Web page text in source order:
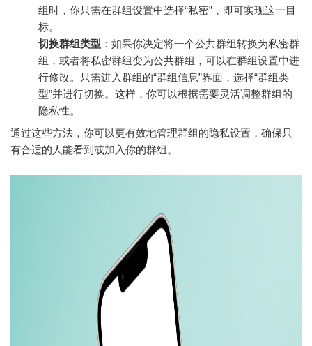
组时，你只需在群组设置中选择“私密”，即可实现这一目
标。
切换群组类型 ：如果你决定将一个公共群组转换为私密群
组，或者将私密群组变为公共群组，可以在群组设置中进
行修改。只需进入群组的“群组信息”界面，选择“群组类
型”并进行切换。这样，你可以根据需要灵活调整群组的
隐私性。
通过这些方法，你可以更有效地管理群组的隐私设置，确保只
有合适的人能看到或加入你的群组。